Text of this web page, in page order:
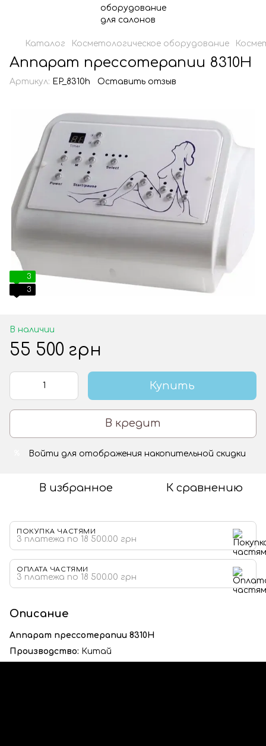
Каталог Косметологическое оборудование
Аппарат прессотерапии 8310Н
Артикул: EP_8310h Оставить отзыв
3
3
В наличии
55 500 грн
Купить
В кредит
Войти для отображения накопительной скидки
В избранное К сравнению
ПОКУПКА ЧАСТЯМИ
3 платежа по 18 500.00 грн
ОПЛАТА ЧАСТЯМИ
3 платежа по 18 500.00 грн
Описание
Аппарат прессотерапии 8310Н
Производство: Китай